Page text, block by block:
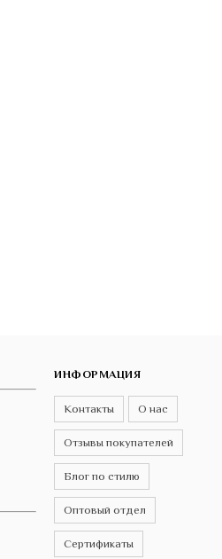
ИНФОРМАЦИЯ
Контакты О нас
Отзывы покупателей
Блог по стилю
Оптовый отдел
Сертификаты